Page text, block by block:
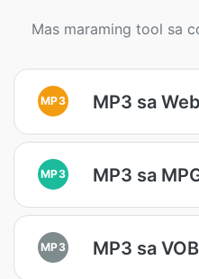
Mas maraming tool sa
MP3 MP3 sa
MP3 MP3 sa
MP3 MP3 sa VOB